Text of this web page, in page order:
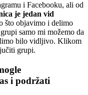
i Facebooku, ali od
je jedan vid
što objavimo i delimo
samo mi možemo da
bilo vidljivo. Klikom
grupi.
i podržati